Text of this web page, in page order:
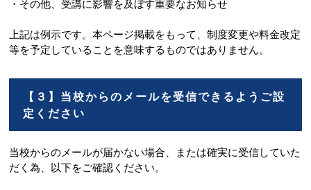
・その他、受講に影響を及ぼす重要なお知らせ
上記は例示です。本ページ掲載をもって、制度変更や料金改定
等を予定していることを意味するものではありません。
【３】当校からのメールを受信できるようご設
定ください
当校からのメールが届かない場合、または確実に受信していた
だく為、以下をご確認ください。